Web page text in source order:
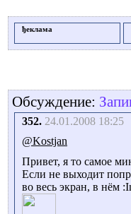
ђеклама
Обсуждение:
352. 24.01.2008 18:25
@Kostjan
Привет, я то самое
Если не выходит
во весь экран, в нём